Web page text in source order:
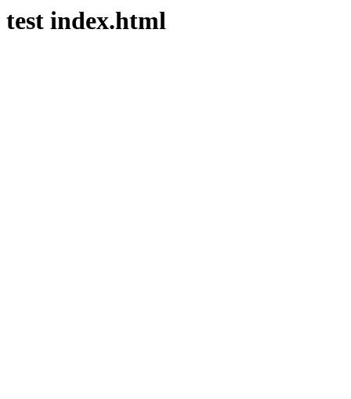
test index.html